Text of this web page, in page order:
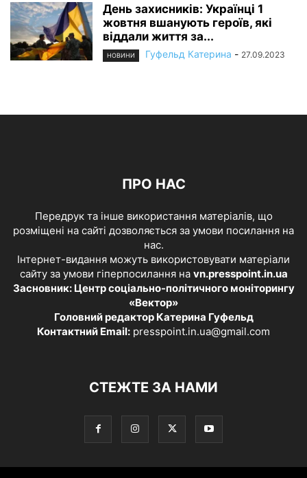
День захисників: Українці 1
жовтня вшанують героїв, які
віддали життя за...
НОВИНИ Гуфельд Катерина - 27.09.2023
ПРО НАС
Передрук та інше використання матеріалів, що
розміщені на сайті дозволяється за умови посилання на
нас.
Інтернет-видання можуть використовувати матеріали
сайту за умови гіперпосилання на vn.presspoint.in.ua
Засновник: Центр соціально-політичного моніторингу
«Вектор»
Головний редактор Катерина Гуфельд
Контактний Email: presspoint.in.ua@gmail.com
СТЕЖТЕ ЗА НАМИ